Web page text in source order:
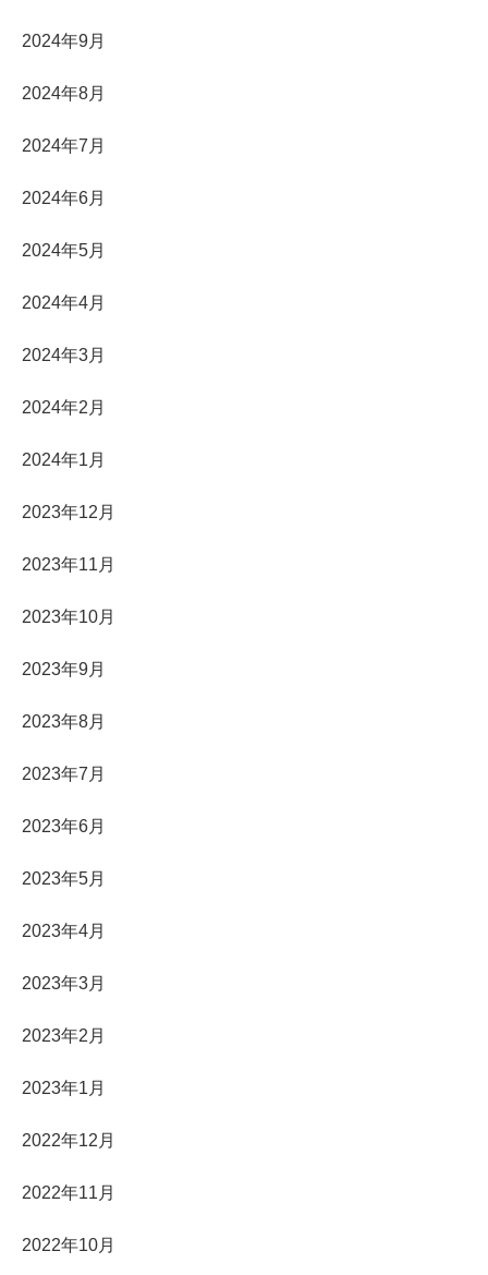
2024年9月
2024年8月
2024年7月
2024年6月
2024年5月
2024年4月
2024年3月
2024年2月
2024年1月
2023年12月
2023年11月
2023年10月
2023年9月
2023年8月
2023年7月
2023年6月
2023年5月
2023年4月
2023年3月
2023年2月
2023年1月
2022年12月
2022年11月
2022年10月